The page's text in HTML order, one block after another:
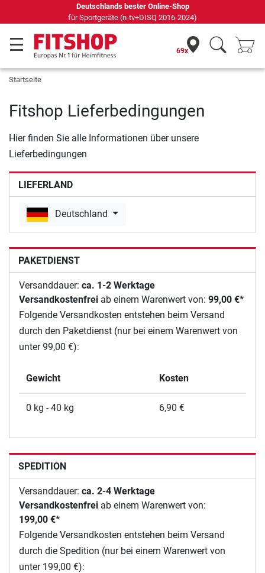
Deutschlands bester Online-Shop
für Sportgeräte (n-tv+DISQ 2016-2024)
69x
Startseite
Fitshop Lieferbedingungen
Hier finden Sie alle Informationen über unsere
Lieferbedingungen
LIEFERLAND
Deutschland
PAKETDIENST
Versanddauer: ca. 1-2 Werktage
Versandkostenfrei ab einem Warenwert von: 99,00 €*
Folgende Versandkosten entstehen beim Versand
durch den Paketdienst (nur bei einem Warenwert von
unter 99,00 €):
Gewicht Kosten
0 kg - 40 kg 6,90 €
SPEDITION
Versanddauer: ca. 2-4 Werktage
Versandkostenfrei ab einem Warenwert von:
199,00 €*
Folgende Versandkosten entstehen beim Versand
durch die Spedition (nur bei einem Warenwert von
unter 199,00 €):